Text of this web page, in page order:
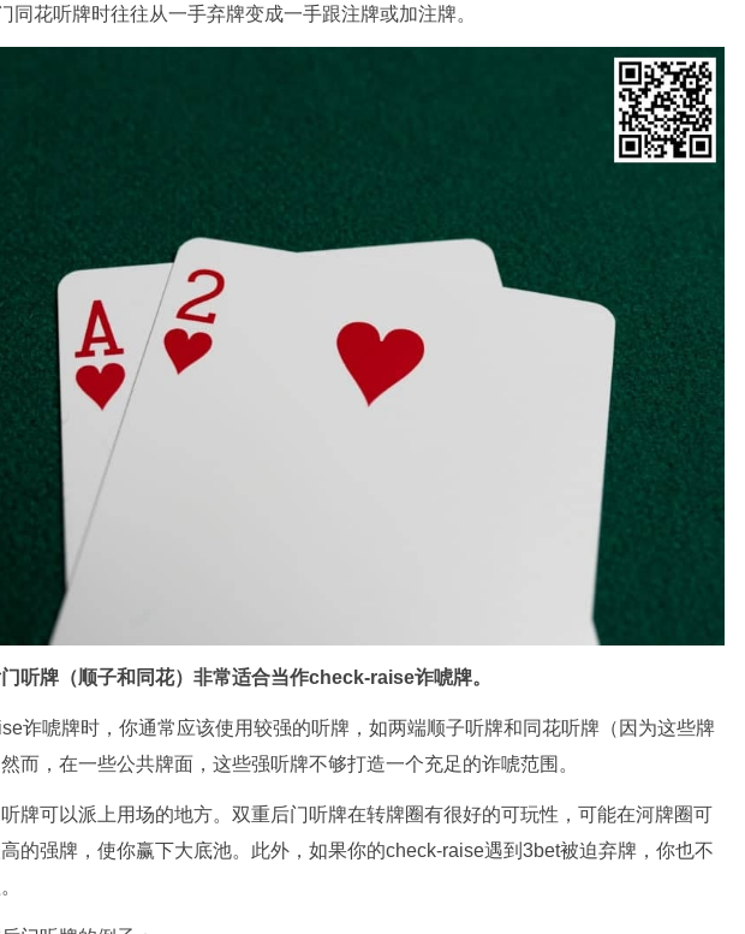
同花听牌时往往从一手弃牌变成一手跟注牌或加注牌。
听牌（顺子和同花）非常适合当作check-raise诈唬牌。
诈唬牌时，你通常应该使用较强的听牌，如两端顺子听牌和同花听牌（因为这些牌
而，在一些公共牌面，这些强听牌不够打造一个充足的诈唬范围。
牌可以派上用场的地方。双重后门听牌在转牌圈有很好的可玩性，可能在河牌圈可
的强牌，使你赢下大底池。此外，如果你的check-raise遇到3bet被迫弃牌，你也不